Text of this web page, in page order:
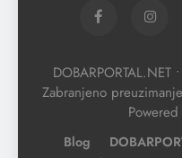
DOBARPORTAL.NET
Zabranjeno
Powered
Blog